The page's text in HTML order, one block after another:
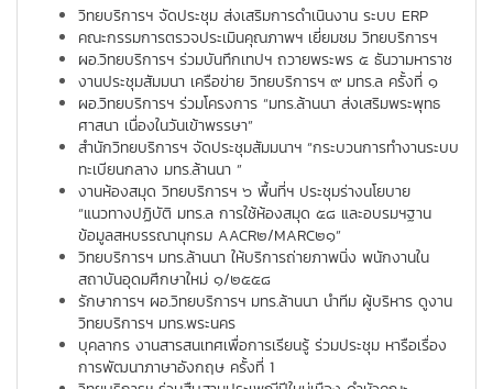
วิทยบริการฯ จัดประชุม ส่งเสริมการดำเนินงาน ระบบ ERP
คณะกรรมการตรวจประเมินคุณภาพฯ เยี่ยมชม วิทยบริการฯ
ผอ.วิทยบริการฯ ร่วมบันทึกเทปฯ ถวายพระพร ๕ ธันวามหาราช
งานประชุมสัมมนา เครือข่าย วิทยบริการฯ ๙ มทร.ล ครั้งที่ ๑
ผอ.วิทยบริการฯ ร่วมโครงการ “มทร.ล้านนา ส่งเสริมพระพุทธ
ศาสนา เนื่องในวันเข้าพรรษา”
สำนักวิทยบริการฯ จัดประชุมสัมมนาฯ “กระบวนการทำงานระบบ
ทะเบียนกลาง มทร.ล้านนา ”
งานห้องสมุด วิทยบริการฯ ๖ พื้นที่ฯ ประชุมร่างนโยบาย
“แนวทางปฏิบัติ มทร.ล การใช้ห้องสมุด ๕๘ และอบรมฯฐาน
ข้อมูลสหบรรณานุกรม AACR๒/MARC๒๑”
วิทยบริการฯ มทร.ล้านนา ให้บริการถ่ายภาพนิ่ง พนักงานใน
สถาบันอุดมศึกษาใหม่ ๑/๒๕๕๘
รักษาการฯ ผอ.วิทยบริการฯ มทร.ล้านนา นำทีม ผู้บริหาร ดูงาน
วิทยบริการฯ มทร.พระนคร
บุคลากร งานสารสนเทศเพื่อการเรียนรู้ ร่วมประชุม หารือเรื่อง
การพัฒนาภาษาอังกฤษ ครั้งที่ 1